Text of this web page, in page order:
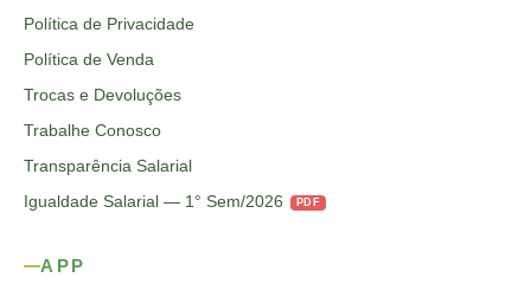
Política de Privacidade
Política de Venda
Trocas e Devoluções
Trabalhe Conosco
Transparência Salarial
Igualdade Salarial — 1° Sem/2026
PDF
APP